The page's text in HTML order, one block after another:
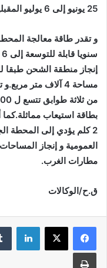
25 يونيو إلى 6 يوليو المقبلين.
إنجاز منطقة الشحن طبقا
مساحة 4 آلاف متر
بطاقة استيعاب
2 كلم يؤدي إلى المحطة
العمومية و إنجاز
مطارات الغرب.
ق.ح/الوكالات
طباعة